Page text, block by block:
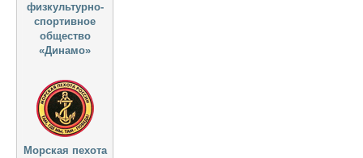
физкультурно-
спортивное
общество
«Динамо»
Морская пехота